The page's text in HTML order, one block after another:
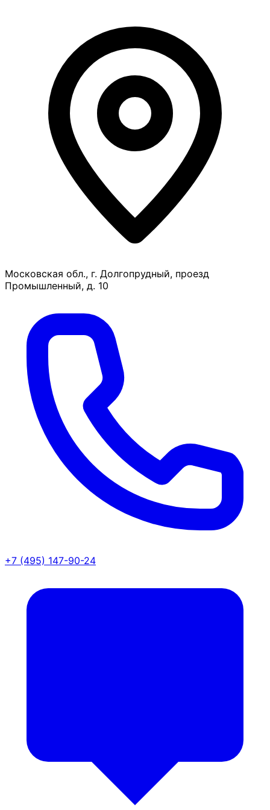
Московская обл., г. Долгопрудный, проезд
Промышленный, д. 10
+7 (495) 147-90-24